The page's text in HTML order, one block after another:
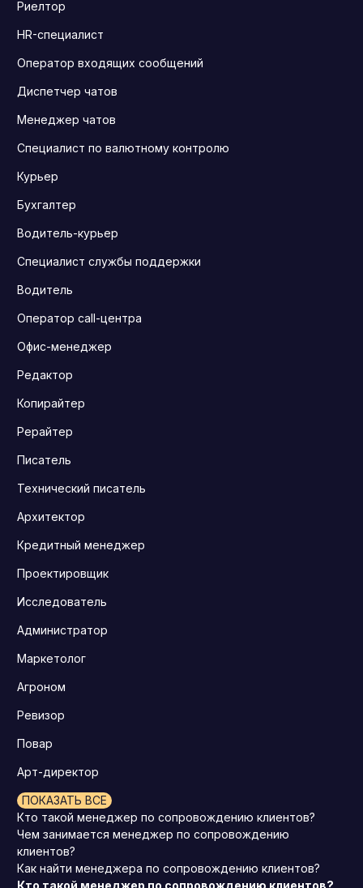
Риелтор
HR-специалист
Оператор входящих сообщений
Диспетчер чатов
Менеджер чатов
Специалист по валютному контролю
Курьер
Бухгалтер
Водитель-курьер
Специалист службы поддержки
Водитель
Оператор call-центра
Офис-менеджер
Редактор
Копирайтер
Рерайтер
Писатель
Технический писатель
Архитектор
Кредитный менеджер
Проектировщик
Исследователь
Администратор
Маркетолог
Агроном
Ревизор
Повар
Арт-директор
ПОКАЗАТЬ ВСЕ
Кто такой менеджер по сопровождению клиентов?
Чем занимается менеджер по сопровождению
клиентов?
Как найти менеджера по сопровождению клиентов?
Кто такой менеджер по сопровождению клиентов?